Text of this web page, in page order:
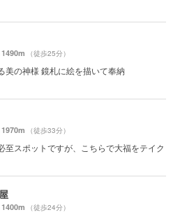
1490m （徒歩25分）
美の神様 鏡札に絵を描いて奉納
1970m （徒歩33分）
至スポットですが、こちらで大福をテイク
1400m （徒歩24分）